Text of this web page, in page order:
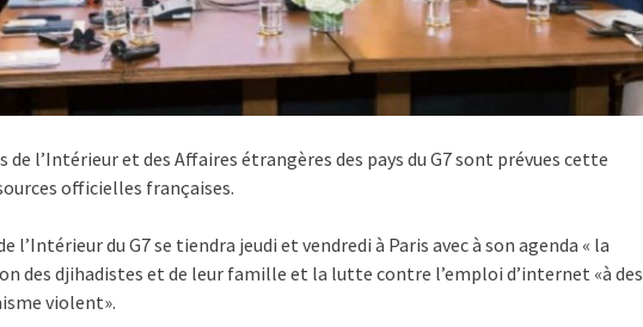
de l’Intérieur et des Affaires étrangères des pays du G7 sont prévues cette
officielles françaises.
l’Intérieur du G7 se tiendra jeudi et vendredi à Paris avec à son agenda « la
des djihadistes et de leur famille et la lutte contre l’emploi d’internet «à des
violent».